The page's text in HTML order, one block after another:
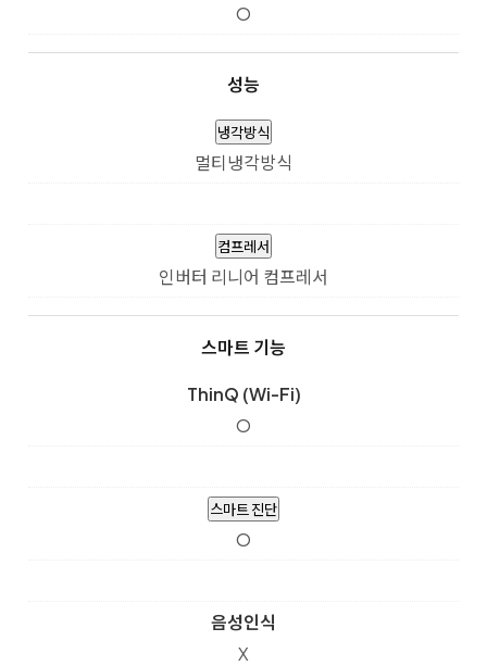
O
성능
냉각방식
멀티냉각방식
컴프레서
인버터 리니어 컴프레서
스마트 기능
ThinQ (Wi-Fi)
O
스마트 진단
O
음성인식
X